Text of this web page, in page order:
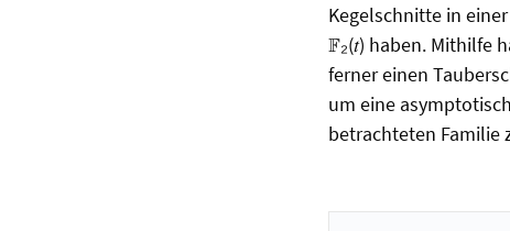
Kegelschnitte in
𝔽₂(𝑡) haben. Mithilfe
ferner einen
um eine
betrachteten Familie